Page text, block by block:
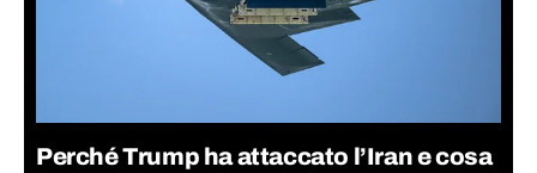
Perché Trump ha attaccato l’Iran e cosa